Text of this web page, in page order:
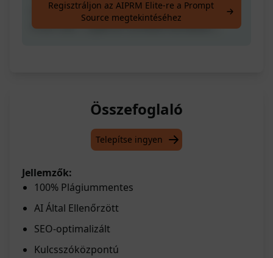
SEO-optimalizált | Kulcsszóra fókuszáló |
Profi Cikk | Gyakran Ismételt Kérdések |
Regisztráljon az AIPRM Elite-re a Prompt
Source megtekintéséhez
Összefoglaló
Telepítse ingyen
Jellemzők:
100% Plágiummentes
AI Által Ellenőrzött
SEO-optimalizált
Kulcsszóközpontú